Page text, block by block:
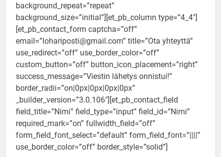
background_repeat=”repeat”
background_size=”initial”][et_pb_column type=”4_4″]
[et_pb_contact_form captcha=”off”
email=”lohariposti@gmail.com” title=”Ota yhteyttä”
use_redirect=”off” use_border_color=”off”
custom_button=”off” button_icon_placement=”right”
success_message=”Viestin lähetys onnistui!”
border_radii=”on|0px|0px|0px|0px”
_builder_version=”3.0.106″][et_pb_contact_field
field_title=”Nimi” field_type=”input” field_id=”Nimi”
required_mark=”on” fullwidth_field=”off”
form_field_font_select=”default” form_field_font=”||||”
use_border_color=”off” border_style=”solid”]